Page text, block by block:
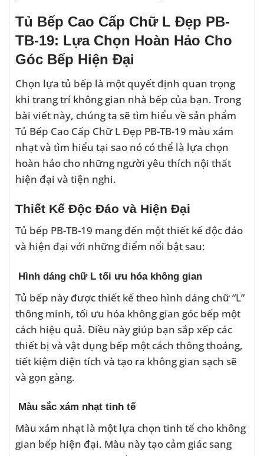
Tủ Bếp Cao Cấp Chữ L Đẹp PB-
TB-19: Lựa Chọn Hoàn Hảo Cho
Góc Bếp Hiện Đại
Chọn lựa tủ bếp là một quyết định quan trọng
khi trang trí không gian nhà bếp của bạn. Trong
bài viết này, chúng ta sẽ tìm hiểu về sản phẩm
Tủ Bếp Cao Cấp Chữ L Đẹp PB-TB-19 màu xám
nhạt và tìm hiểu tại sao nó có thể là lựa chọn
hoàn hảo cho những người yêu thích nội thất
hiện đại và tiện nghi.
Thiết Kế Độc Đáo và Hiện Đại
Tủ bếp PB-TB-19 mang đến một thiết kế độc đáo
và hiện đại với những điểm nổi bật sau:
Hình dáng chữ L tối ưu hóa không gian
Tủ bếp này được thiết kế theo hình dáng chữ “L”
thông minh, tối ưu hóa không gian góc bếp một
cách hiệu quả. Điều này giúp bạn sắp xếp các
thiết bị và vật dụng bếp một cách thông thoáng,
tiết kiệm diện tích và tạo ra không gian sạch sẽ
và gọn gàng.
Màu sắc xám nhạt tinh tế
Màu xám nhạt là một lựa chọn tinh tế cho không
gian bếp hiện đại. Màu này tạo cảm giác sang